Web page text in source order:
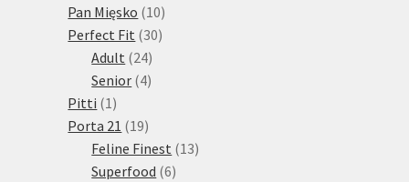
Pan Mięsko 1010
produktů
Perfect Fit 3030
Adult 2424
produktů
Senior 44
Pitti 1 1
produkt
Porta 21 1919
produktů
Feline Finest 1313
Superfood 66